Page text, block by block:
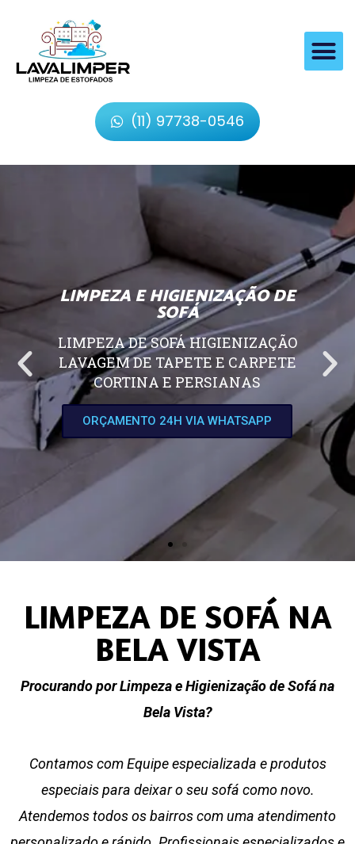
(11) 97738-0546
LIMPEZA E HIGIENIZAÇÃO DE
SOFÁ
LIMPEZA DE SOFÁ HIGIENIZAÇÃO
LAVAGEM DE TAPETE E CARPETE
CORTINA E PERSIANAS
ORÇAMENTO 24H VIA WHATSAPP
LIMPEZA DE SOFÁ NA
BELA VISTA
Procurando por Limpeza e Higienização de Sofá na
Bela Vista?
Contamos com Equipe especializada e produtos
especiais para deixar o seu sofá como novo.
Atendemos todos os bairros com uma atendimento